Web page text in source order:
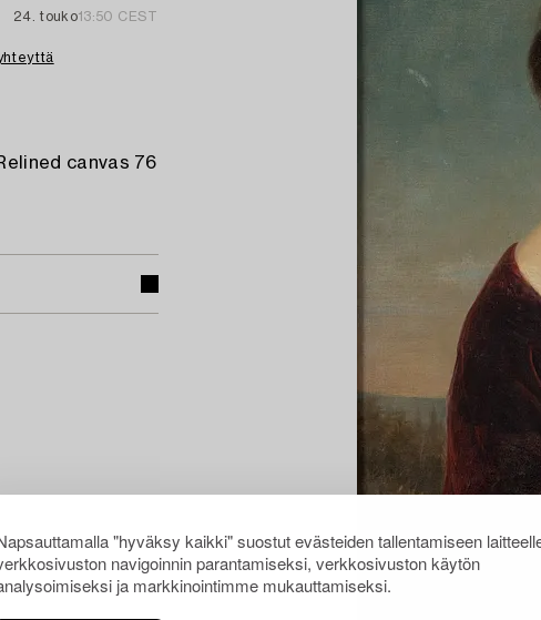
"hyväksy kaikki" suostut evästeiden tallentamiseen
navigoinnin parantamiseksi, verkkosivuston käytön
ja markkinointimme mukauttamiseksi.
24. touko13:50 CEST
canvas 76